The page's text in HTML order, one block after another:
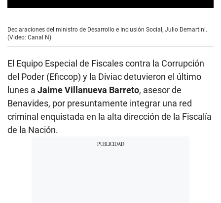
e
c
o
d
s
o
f
1
i
n
u
t
Declaraciones del ministro de Desarrollo e Inclusión Social, Julio Demartini.
(Video: Canal N)
El Equipo Especial de Fiscales contra la Corrupción
del Poder (Eficcop) y la Diviac detuvieron el último
lunes a Jaime Villanueva Barreto, asesor de
Benavides, por presuntamente integrar una red
criminal enquistada en la alta dirección de la Fiscalía
de la Nación.